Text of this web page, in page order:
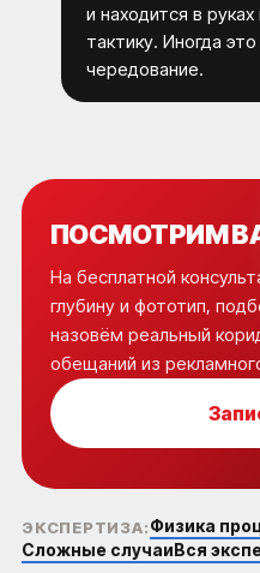
и находится в
тактику. Иногда
чередование.
ПОСМОТРИМ
На бесплатной
глубину и фототип,
назовём реальный
обещаний из
ЭКСПЕРТИЗА:Физика
Сложные случаиВся